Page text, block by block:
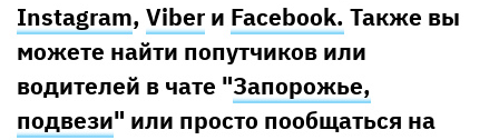
Instagram, Viber и Facebook. Также вы
можете найти попутчиков или
водителей в чате "Запорожье,
подвези" или просто пообщаться на